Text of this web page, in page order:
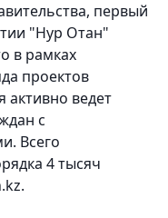
первый
"Нур Отан"
в рамках
проектов
активно ведет
с
Всего
4 тысяч